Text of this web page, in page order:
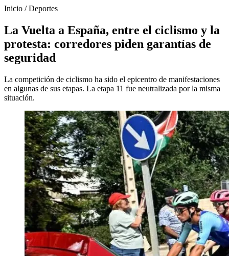
Inicio /Deportes
La Vuelta a España, entre el ciclismo y la
protesta: corredores piden garantías de
seguridad
La competición de ciclismo ha sido el epicentro de manifestaciones
en algunas de sus etapas. La etapa 11 fue neutralizada por la misma
situación.